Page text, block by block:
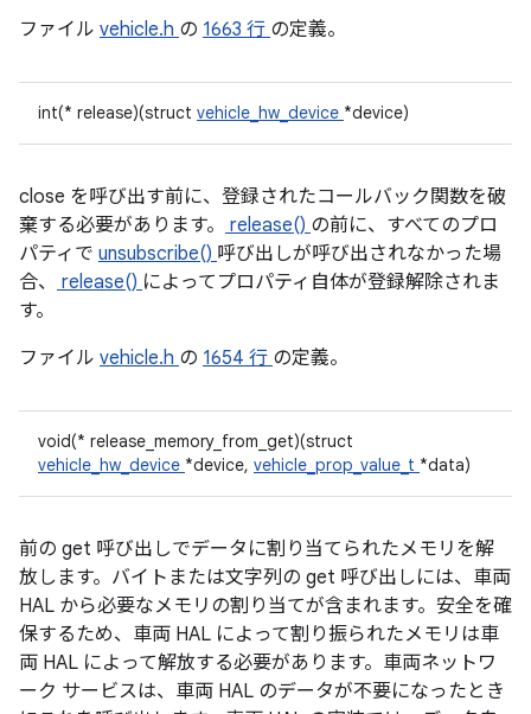
ファイル vehicle.h の 1663 行 の定義。
int(* release)(struct vehicle_hw_device *device)
close を呼び出す前に、登録されたコールバック関数を破
棄する必要があります。
release() の前に、すべてのプロ
パティで unsubscribe() 呼び出しが呼び出されなかった場
合、
release() によってプロパティ自体が登録解除されま
す。
ファイル vehicle.h の 1654 行 の定義。
void(* release_memory_from_get)(struct
vehicle_hw_device *device, vehicle_prop_value_t *data)
前の get 呼び出しでデータに割り当てられたメモリを解
放します。バイトまたは文字列の get 呼び出しには、車両
HAL から必要なメモリの割り当てが含まれます。安全を確
保するため、車両 HAL によって割り振られたメモリは車
両 HAL によって解放する必要があります。車両ネットワ
ーク サービスは、車両 HAL のデータが不要になったとき